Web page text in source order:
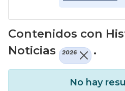
Contenidos con
Noticias
2026 .
No hay